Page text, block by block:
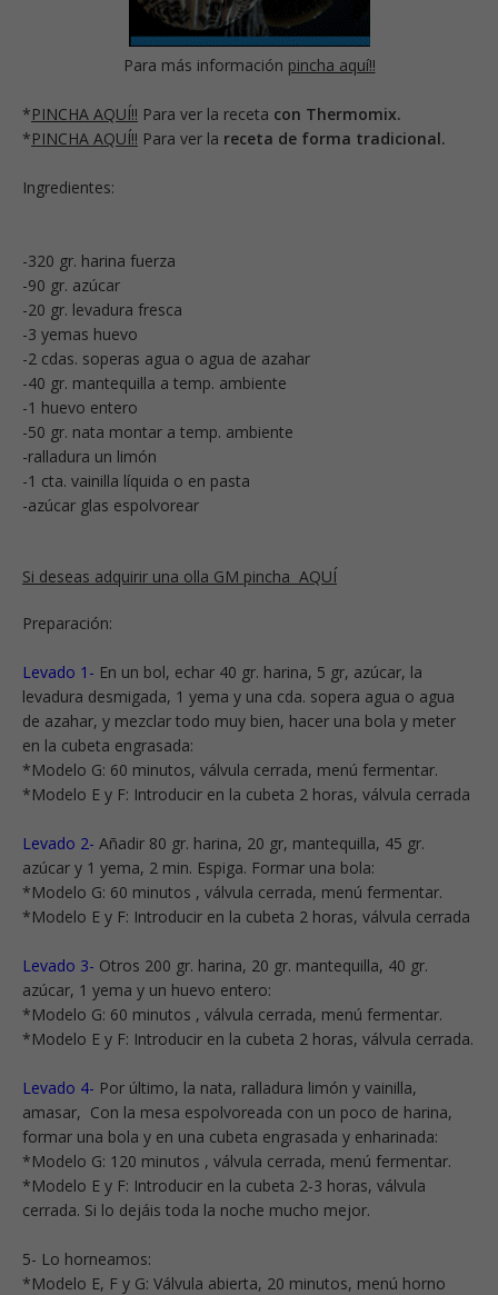
Para más información pincha aquí!!
*PINCHA AQUÍ!! Para ver la receta con Thermomix.
*PINCHA AQUÍ!! Para ver la receta de forma tradicional.
Ingredientes:
-320 gr. harina fuerza
-90 gr. azúcar
-20 gr. levadura fresca
-3 yemas huevo
-2 cdas. soperas agua o agua de azahar
-40 gr. mantequilla a temp. ambiente
-1 huevo entero
-50 gr. nata montar a temp. ambiente
-ralladura un limón
-1 cta. vainilla líquida o en pasta
-azúcar glas espolvorear
Si deseas adquirir una olla GM pincha AQUÍ
Preparación:
Levado 1- En un bol, echar 40 gr. harina, 5 gr, azúcar, la
levadura desmigada, 1 yema y una cda. sopera agua o agua
de azahar, y mezclar todo muy bien, hacer una bola y meter
en la cubeta engrasada:
*Modelo G: 60 minutos, válvula cerrada, menú fermentar.
*Modelo E y F: Introducir en la cubeta 2 horas, válvula cerrada
Levado 2- Añadir 80 gr. harina, 20 gr, mantequilla, 45 gr.
azúcar y 1 yema, 2 min. Espiga. Formar una bola:
*Modelo G: 60 minutos , válvula cerrada, menú fermentar.
*Modelo E y F: Introducir en la cubeta 2 horas, válvula cerrada
Levado 3- Otros 200 gr. harina, 20 gr. mantequilla, 40 gr.
azúcar, 1 yema y un huevo entero:
*Modelo G: 60 minutos , válvula cerrada, menú fermentar.
*Modelo E y F: Introducir en la cubeta 2 horas, válvula cerrada.
Levado 4- Por último, la nata, ralladura limón y vainilla,
amasar, Con la mesa espolvoreada con un poco de harina,
formar una bola y en una cubeta engrasada y enharinada:
*Modelo G: 120 minutos , válvula cerrada, menú fermentar.
*Modelo E y F: Introducir en la cubeta 2-3 horas, válvula
cerrada. Si lo dejáis toda la noche mucho mejor.
5- Lo horneamos:
*Modelo E, F y G: Válvula abierta, 20 minutos, menú horno